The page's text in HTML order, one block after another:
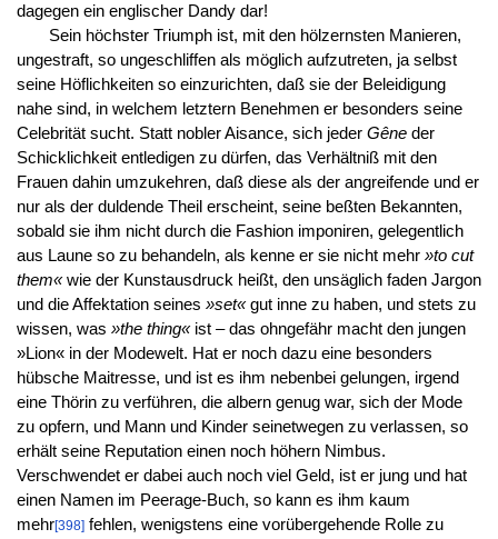
dagegen ein englischer Dandy dar!
Sein höchster Triumph ist, mit den hölzernsten Manieren,
ungestraft, so ungeschliffen als möglich aufzutreten, ja selbst
seine Höflichkeiten so einzurichten, daß sie der Beleidigung
nahe sind, in welchem letztern Benehmen er besonders seine
Celebrität sucht. Statt nobler Aisance, sich jeder Gêneder
Schicklichkeit entledigen zu dürfen, das Verhältniß mit den
Frauen dahin umzukehren, daß diese als der angreifende und er
nur als der duldende Theil erscheint, seine beßten Bekannten,
sobald sie ihm nicht durch die Fashion imponiren, gelegentlich
aus Laune so zu behandeln, als kenne er sie nicht mehr »to cut
them«wie der Kunstausdruck heißt, den unsäglich faden Jargon
und die Affektation seines »set«gut inne zu haben, und stets zu
wissen, was »the thing«ist – das ohngefähr macht den jungen
»Lion« in der Modewelt. Hat er noch dazu eine besonders
hübsche Maitresse, und ist es ihm nebenbei gelungen, irgend
eine Thörin zu verführen, die albern genug war, sich der Mode
zu opfern, und Mann und Kinder seinetwegen zu verlassen, so
erhält seine Reputation einen noch höhern Nimbus.
Verschwendet er dabei auch noch viel Geld, ist er jung und hat
einen Namen im Peerage-Buch, so kann es ihm kaum
mehr[398]fehlen, wenigstens eine vorübergehende Rolle zu